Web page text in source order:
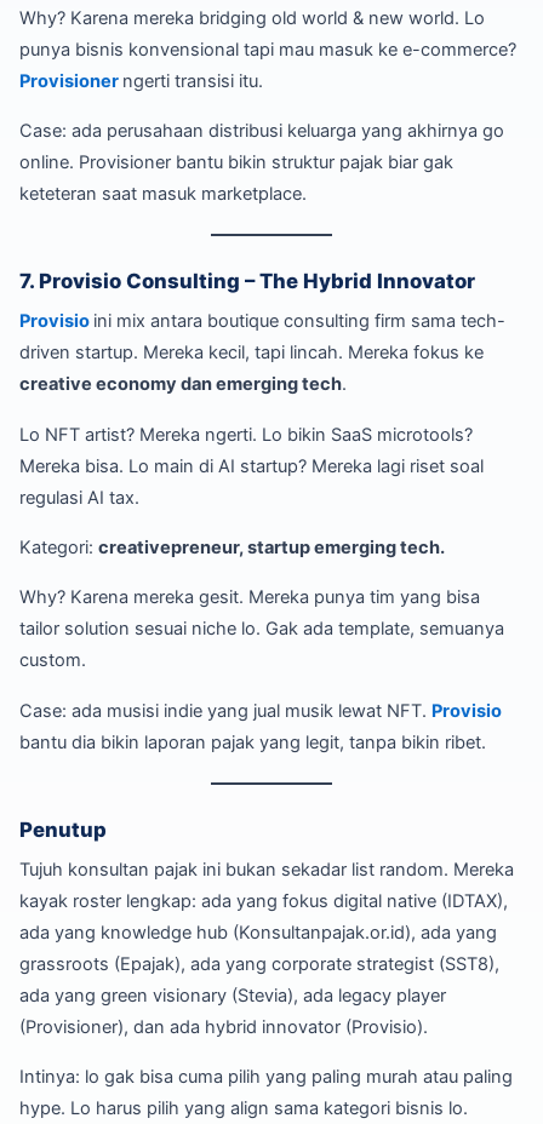
Why? Karena mereka bridging old world & new world. Lo
punya bisnis konvensional tapi mau masuk ke e-commerce?
Provisioner ngerti transisi itu.
Case: ada perusahaan distribusi keluarga yang akhirnya go
online. Provisioner bantu bikin struktur pajak biar gak
keteteran saat masuk marketplace.
7. Provisio Consulting – The Hybrid Innovator
Provisio ini mix antara boutique consulting firm sama tech-
driven startup. Mereka kecil, tapi lincah. Mereka fokus ke
creative economy dan emerging tech.
Lo NFT artist? Mereka ngerti. Lo bikin SaaS microtools?
Mereka bisa. Lo main di AI startup? Mereka lagi riset soal
regulasi AI tax.
Kategori: creativepreneur, startup emerging tech.
Why? Karena mereka gesit. Mereka punya tim yang bisa
tailor solution sesuai niche lo. Gak ada template, semuanya
custom.
Case: ada musisi indie yang jual musik lewat NFT. Provisio
bantu dia bikin laporan pajak yang legit, tanpa bikin ribet.
Penutup
Tujuh konsultan pajak ini bukan sekadar list random. Mereka
kayak roster lengkap: ada yang fokus digital native (IDTAX),
ada yang knowledge hub (Konsultanpajak.or.id), ada yang
grassroots (Epajak), ada yang corporate strategist (SST8),
ada yang green visionary (Stevia), ada legacy player
(Provisioner), dan ada hybrid innovator (Provisio).
Intinya: lo gak bisa cuma pilih yang paling murah atau paling
hype. Lo harus pilih yang align sama kategori bisnis lo.